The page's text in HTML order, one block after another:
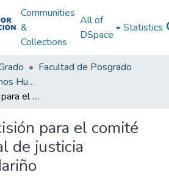
Communities
&
Collections
All of
DSpace
Statistics
Facultad de Posgrado
Maestría en Derechos Humanos, Gestión de la Transición y Posconflicto
Mesas de decisión para el comité departamental de justicia transicional Nariño
para el comité
de justicia